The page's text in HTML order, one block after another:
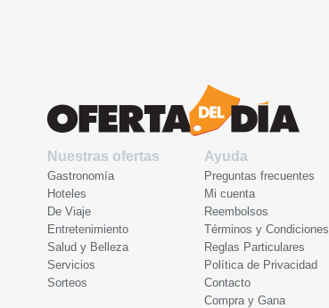
Nuestras ofertas
Gastronomía
Hoteles
De Viaje
Entretenimiento
Salud y Belleza
Servicios
Sorteos
Ayuda
Preguntas frecuentes
Mi cuenta
Reembolsos
Términos y Condiciones
Reglas Particulares
Política de Privacidad
Contacto
Compra y Gana